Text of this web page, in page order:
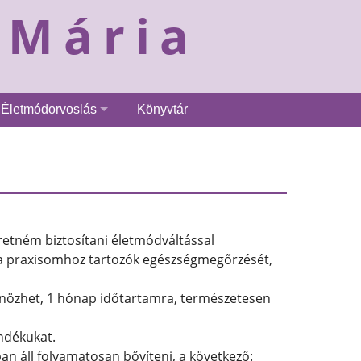
Életmódorvoslás Könyvtár
biztosítani életmódváltással
tartozók egészségmegőrzését,
1 hónap időtartamra, természetesen
áll folyamatosan bővíteni, a következő: